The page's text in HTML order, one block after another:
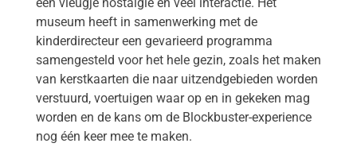
museum heeft in samenwerking met de
kinderdirecteur een gevarieerd programma
samengesteld voor het hele gezin, zoals het maken
van kerstkaarten die naar uitzendgebieden worden
verstuurd, voertuigen waar op en in gekeken mag
worden en de kans om de Blockbuster-experience
nog één keer mee te maken.